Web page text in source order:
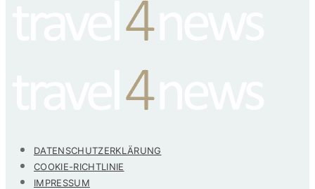
DATENSCHUTZERKLÄRUNG
COOKIE-RICHTLINIE
IMPRESSUM